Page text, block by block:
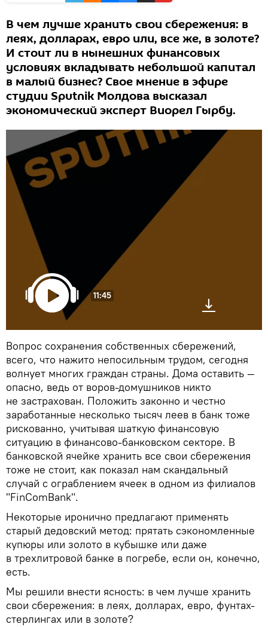
В чем лучше хранить свои сбережения: в
леях, долларах, евро или, все же, в золоте?
И стоит ли в нынешних финансовых
условиях вкладывать небольшой капитал
в малый бизнес? Свое мнение в эфире
студии Sputnik Молдова высказал
экономический эксперт Виорел Гырбу.
11:45
Вопрос сохранения собственных сбережений,
всего, что нажито непосильным трудом, сегодня
волнует многих граждан страны. Дома оставить —
опасно, ведь от воров-домушников никто
не застрахован. Положить законно и честно
заработанные несколько тысяч леев в банк тоже
рискованно, учитывая шаткую финансовую
ситуацию в финансово-банковском секторе. В
банковской ячейке хранить все свои сбережения
тоже не стоит, как показал нам скандальный
случай с ограблением ячеек в одном из филиалов
"FinComBank".
Некоторые иронично предлагают применять
старый дедовский метод: прятать сэкономленные
купюры или золото в кубышке или даже
в трехлитровой банке в погребе, если он, конечно,
есть.
Мы решили внести ясность: в чем лучше хранить
свои сбережения: в леях, долларах, евро, фунтах-
стерлингах или в золоте?